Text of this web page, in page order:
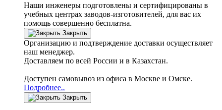
Наши инженеры подготовлены и сертифицированы в
учебных центрах заводов-изготовителей, для вас их
помощь совершенно бесплатна.
Закрыть
Организацию и подтверждение доставки осуществляет
наш менеджер.
Доставляем по всей России и в Казахстан.
Доступен самовывоз из офиса в Москве и Омске.
Подробнее..
Закрыть